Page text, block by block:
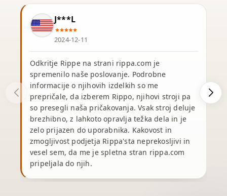
J***L
2024-12-11
Odkritje Rippe na strani rippa.com je
spremenilo naše poslovanje. Podrobne
informacije o njihovih izdelkih so me
prepričale, da izberem Rippo, njihovi stroji pa
so presegli naša pričakovanja. Vsak stroj deluje
brezhibno, z lahkoto opravlja težka dela in je
zelo prijazen do uporabnika. Kakovost in
zmogljivost podjetja Rippa'sta neprekosljivi in
vesel sem, da me je spletna stran rippa.com
pripeljala do njih.